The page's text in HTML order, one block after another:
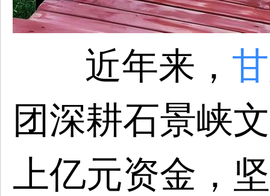
近年来，
团深耕石景峡
上亿元资金，